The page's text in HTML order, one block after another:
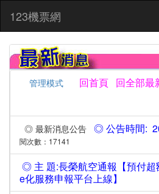
123機票網
管理模式 回首頁 回全部最
◎ 最新消息公告 ◎ 公告時間:
閱次數：17141
◎ 主 題:長榮航空通報【預付
e化服務申報平台上線】